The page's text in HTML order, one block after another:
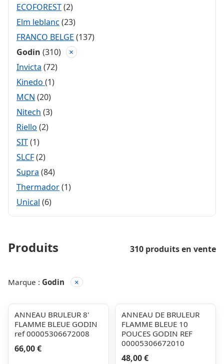
ECOFOREST(2)
Elm leblanc (23)
FRANCO BELGE (137)
Godin (310)
×
Invicta (72)
Kinedo (1)
MCN (20)
Nitech (3)
Riello (2)
SIT(1)
SLCF(2)
Supra (84)
Thermador(1)
Unical (6)
Produits 310 produits en vente
Marque : Godin ×
ANNEAU BRULEUR 8'
FLAMME BLEUE GODIN
ref 00005306672008
66,00 €
ANNEAU DE BRULEUR
FLAMME BLEUE 10
POUCES GODIN REF
00005306672010
48,00 €